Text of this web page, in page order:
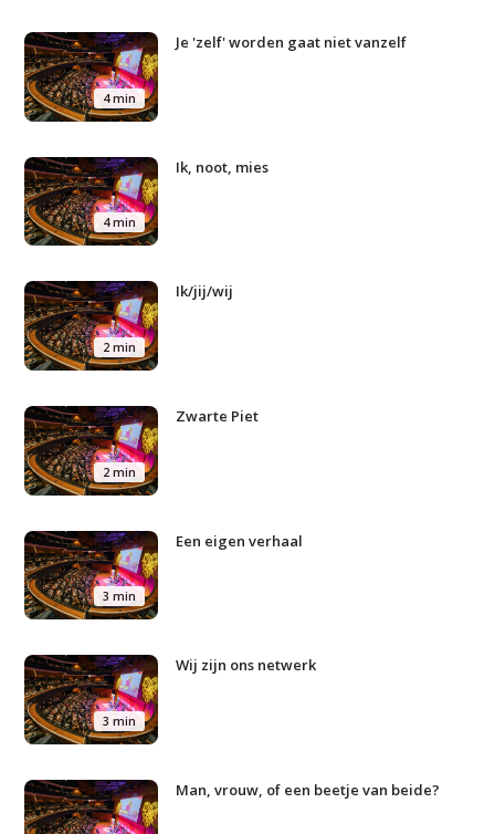
Studium Generale
Agenda
Artikelen
4 min
Je 'zelf' worden gaat niet vanzelf
4 min
Ik, noot, mies
2 min
Ik/jij/wij
2 min
Zwarte Piet
3 min
Een eigen verhaal
3 min
Wij zijn ons netwerk
Man, vrouw, of een beetje van beide?